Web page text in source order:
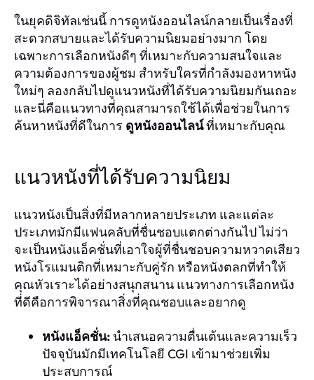
ในยุคดิจิทัลเช่นนี้ การดูหนังออนไลน์กลายเป็นเรื่องที่
สะดวกสบายและได้รับความนิยมอย่างมาก โดย
เฉพาะการเลือกหนังดีๆ ที่เหมาะกับความสนใจและ
ความต้องการของผู้ชม สำหรับใครที่กำลังมองหาหนัง
ใหม่ๆ ลองกลับไปดูแนวหนังที่ได้รับความนิยมกันเถอะ
และนี่คือแนวทางที่คุณสามารถใช้ได้เพื่อช่วยในการ
ค้นหาหนังที่ดีในการ ดูหนังออนไลน์ที่เหมาะกับคุณ
แนวหนังที่ได้รับความนิยม
แนวหนังเป็นสิ่งที่มีหลากหลายประเภท และแต่ละ
ประเภทมักมีแฟนคลับที่ชื่นชอบแตกต่างกันไป ไม่ว่า
จะเป็นหนังแอ็คชั่นที่เอาใจผู้ที่ชื่นชอบความหวาดเสียว
หนังโรแมนติกที่เหมาะกับคู่รัก หรือหนังตลกที่ทำให้
คุณหัวเราะได้อย่างสนุกสนาน แนวทางการเลือกหนัง
ที่ดีคือการพิจารณาสิ่งที่คุณชอบและอยากดู
หนังแอ็คชั่น: นำเสนอความตื่นเต้นและความเร็ว
ปัจจุบันมักมีเทคโนโลยี CGI เข้ามาช่วยเพิ่ม
ประสบการณ์